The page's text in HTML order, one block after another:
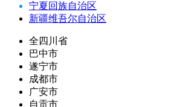
宁夏回族自治区
新疆维吾尔自治区
全四川省
巴中市
遂宁市
成都市
广安市
自贡市